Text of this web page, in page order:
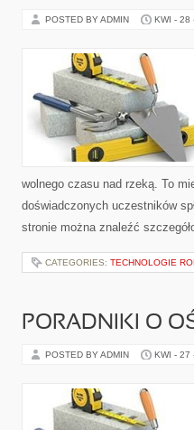
POSTED BY ADMIN KWI - 28
wolnego czasu nad rzeką. To
doświadczonych uczestników
stronie można znaleźć
CATEGORIES: TECHNOLOGIE
PORADNIKI O
POSTED BY ADMIN KWI - 27